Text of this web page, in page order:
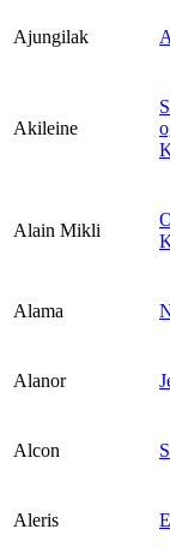
Ajungilak
Akileine
Alain Mikli
Alama
Alanor
Alcon
Aleris